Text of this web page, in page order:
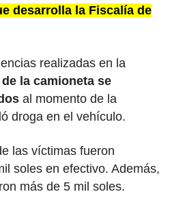
desarrolla la Fiscalía de
realizadas en la
la camioneta se
al momento de la
droga en el vehículo.
las víctimas fueron
soles en efectivo. Además,
más de 5 mil soles.